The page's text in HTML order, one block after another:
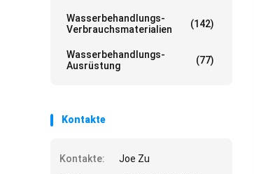
Wasserbehandlungs-
Verbrauchsmaterialien
(142)
Wasserbehandlungs-
Ausrüstung
(77)
Kontakte
Kontakte:
Joe Zu